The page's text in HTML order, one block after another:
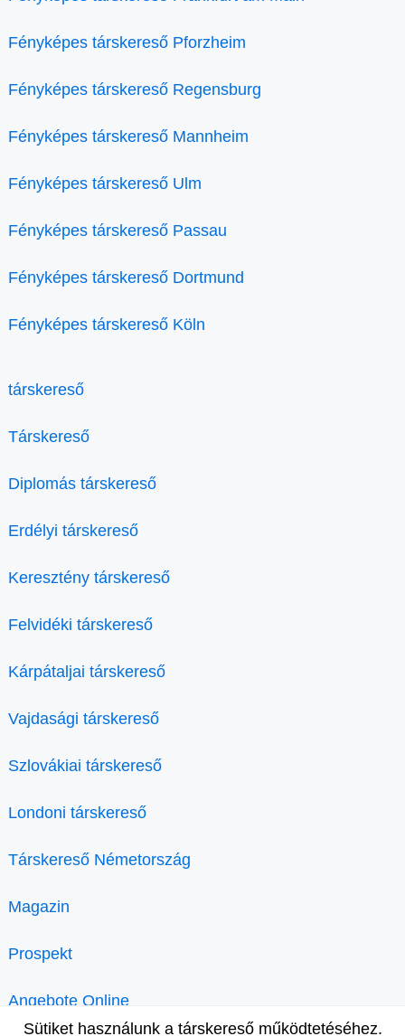
Fényképes társkereső Pforzheim
Fényképes társkereső Regensburg
Fényképes társkereső Mannheim
Fényképes társkereső Ulm
Fényképes társkereső Passau
Fényképes társkereső Dortmund
Fényképes társkereső Köln
társkereső
Társkereső
Diplomás társkereső
Erdélyi társkereső
Keresztény társkereső
Felvidéki társkereső
Kárpátaljai társkereső
Vajdasági társkereső
Szlovákiai társkereső
Londoni társkereső
Társkereső Németország
Magazin
Prospekt
Angebote Online
Sütiket használunk a társkereső működtetéséhez.